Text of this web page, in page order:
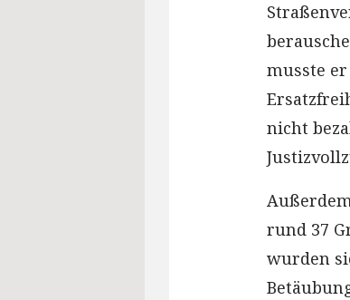
musste
nicht
rund 37
wurden